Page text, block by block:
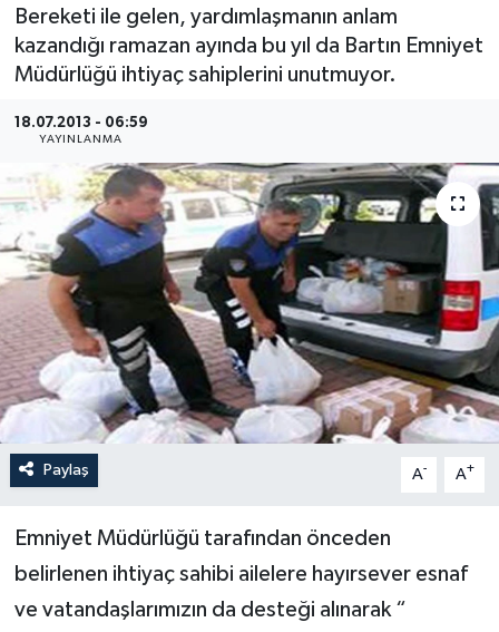
Bereketi ile gelen, yardımlaşmanın anlam
kazandığı ramazan ayında bu yıl da Bartın Emniyet
Müdürlüğü ihtiyaç sahiplerini unutmuyor.
18.07.2013 - 06:59
YAYINLANMA
Paylaş A- A+
Emniyet Müdürlüğü tarafından önceden
belirlenen ihtiyaç sahibi ailelere hayırsever esnaf
ve vatandaşlarımızın da desteği alınarak “
Medya
Sivil Toplum
Siyaset
Spor
Tarım
Turizm
Yerel Yönetimler
DÜNYA